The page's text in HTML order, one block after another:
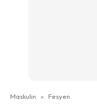
Maskulin » Fesyen